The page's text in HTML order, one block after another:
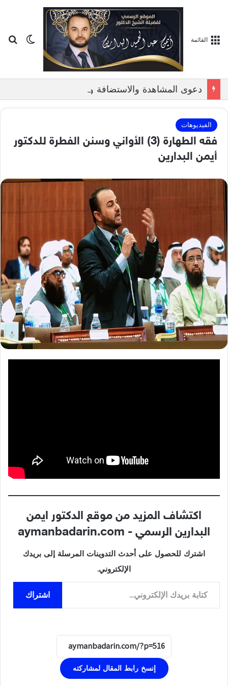
الوضع القائمة
الفيديوهات
فقه الطهارة (3) الأواني وسنن الفطرة للدكتور
أيمن البدارين
اكتشاف المزيد من موقع الدكتور ايمن
البدارين الرسمي - aymanbadarin.com
اشترك للحصول على أحدث التدوينات المرسلة إلى بريدك
الإلكتروني.
كتابة بريدك الإلكتروني...
اشتراك
إنسخ رابط المقال لمشاركته